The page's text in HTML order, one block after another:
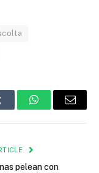
WhatsAppEmail
pelean con